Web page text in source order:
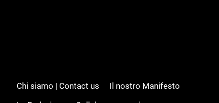
Chi siamo | Contact us
Il nostro Manifesto